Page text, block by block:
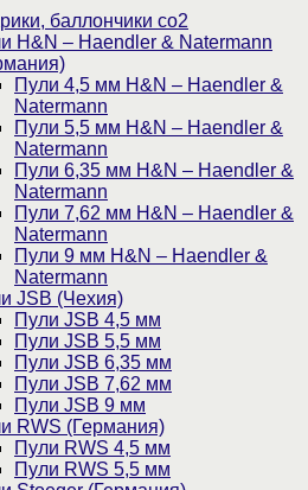
баллончики со2
H&N – Haendler & Natermann
Пули 4,5 мм H&N – Haendler &
Natermann
Пули 5,5 мм H&N – Haendler &
Natermann
Пули 6,35 мм H&N – Haendler &
Natermann
Пули 7,62 мм H&N – Haendler &
Natermann
Пули 9 мм H&N – Haendler &
Natermann
JSB (Чехия)
Пули JSB 4,5 мм
Пули JSB 5,5 мм
Пули JSB 6,35 мм
Пули JSB 7,62 мм
Пули JSB 9 мм
RWS (Германия)
Пули RWS 4,5 мм
Пули RWS 5,5 мм